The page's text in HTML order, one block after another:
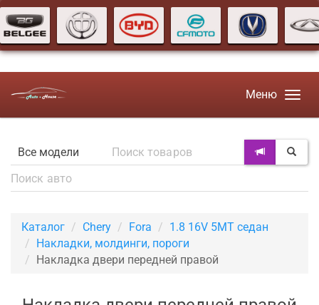
Меню
Каталог Chery Fora
1.8 16V 5MT седан
Накладки, молдинги, пороги
Накладка двери передней правой